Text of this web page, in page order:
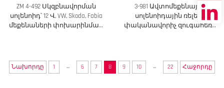
ZM 4-492 Սկզբնավորման
սոլենոիդ՝ 12 Վ, VW, Skoda, Fabia
մեքենաների փոխարինման
3-981 Ավտոմեքենայի
սոլենոիդային ռելեի
փականավորիչ զուգահեռ
Նախորդը 1 ... 6 7 8 9 10 ... 22 Հաջորդը